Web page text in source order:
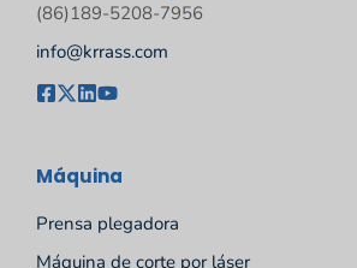
(86)189-5208-7956
info@krrass.com
Máquina
Prensa plegadora
Máquina de corte por láser